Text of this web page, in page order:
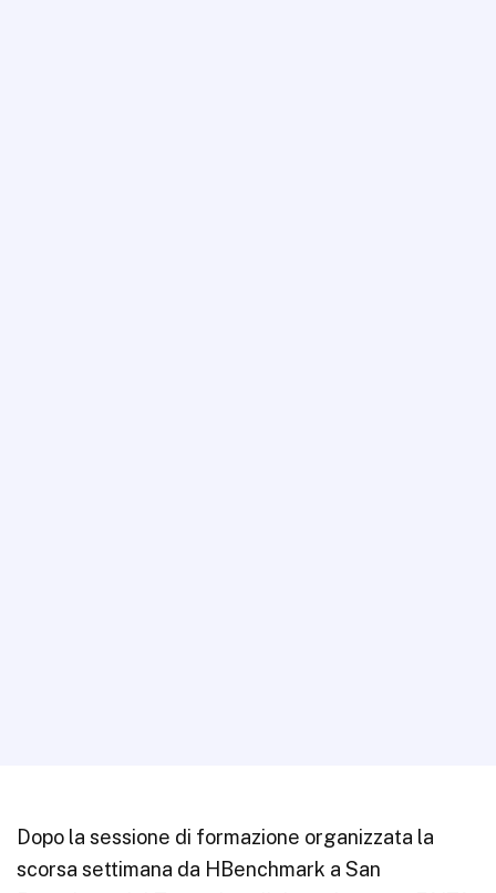
Dopo la sessione di formazione organizzata la
scorsa settimana da HBenchmark a San